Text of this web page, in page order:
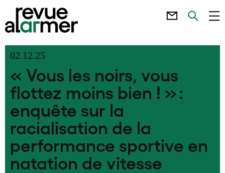
02.12.25
« Vous les noirs, vous
flottez moins bien ! » :
enquête sur la
racialisation de la
performance sportive en
natation de vitesse